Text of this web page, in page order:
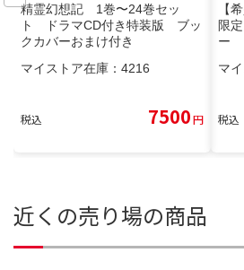
精霊幻想記 1巻〜24巻セッ
ト ドラマCD付き特装版 ブッ
クカバーおまけ付き
マイストア在庫： 4216
税込 7500円
【
限
ー
マ
税込
近くの売り場の商品